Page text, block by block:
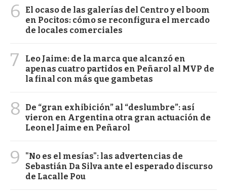
6
El ocaso de las galerías del Centro y el boom
en Pocitos: cómo se reconfigura el mercado
de locales comerciales
7
Leo Jaime: de la marca que alcanzó en
apenas cuatro partidos en Peñarol al MVP de
la final con más que gambetas
8
De “gran exhibición” al “deslumbre”: así
vieron en Argentina otra gran actuación de
Leonel Jaime en Peñarol
9
"No es el mesías": las advertencias de
Sebastián Da Silva ante el esperado discurso
de Lacalle Pou